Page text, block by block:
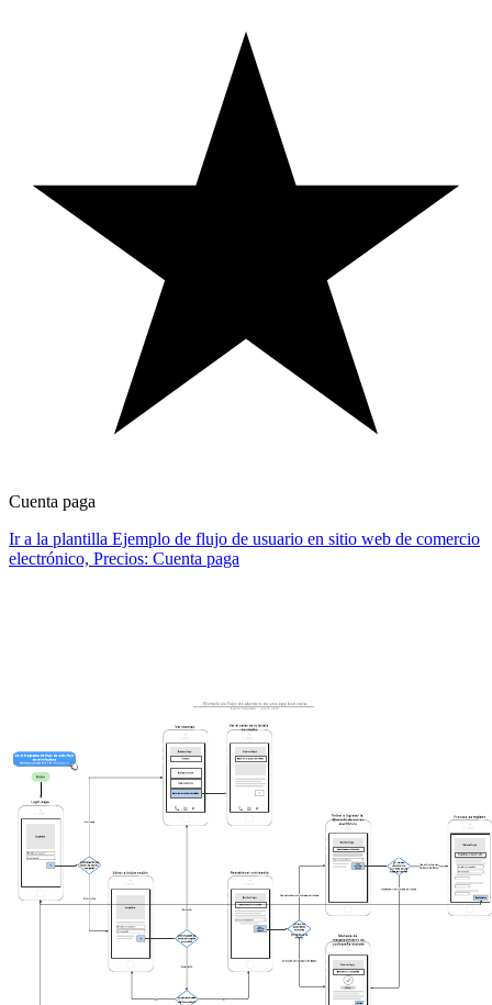
Cuenta paga
Ir a la plantilla Ejemplo de flujo de usuario en sitio web de comercio
electrónico, Precios: Cuenta paga